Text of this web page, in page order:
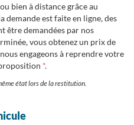
bien à distance grâce au
demande est faite en ligne, des
être demandées par nos
vous obtenez un prix de
engageons à reprendre votre
*.
état lors de la restitution.